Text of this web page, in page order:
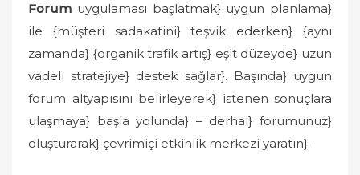
Forum uygulaması başlatmak} uygun planlama}
ile {müşteri sadakatini} teşvik ederken} {aynı
zamanda} {organik trafik artış} eşit düzeyde} uzun
vadeli stratejiye} destek sağlar}. Başında} uygun
forum altyapısını belirleyerek} istenen sonuçlara
ulaşmaya} başla yolunda} – derhal} forumunuz}
oluşturarak} çevrimiçi etkinlik merkezi yaratın}.